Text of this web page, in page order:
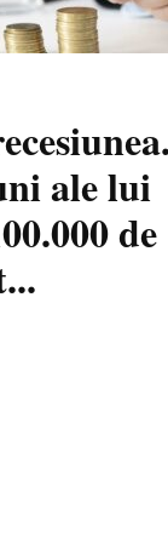
ale lui
de